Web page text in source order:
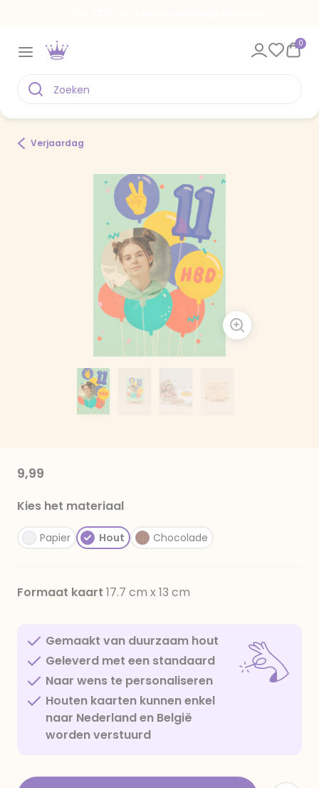
0
Verjaardag
9,99
Kies het materiaal
Papier Hout Chocolade
Formaat kaart 17.7 cm x 13 cm
Gemaakt van duurzaam hout
Geleverd met een standaard
Naar wens te personaliseren
Houten kaarten kunnen enkel
naar Nederland en België
worden verstuurd